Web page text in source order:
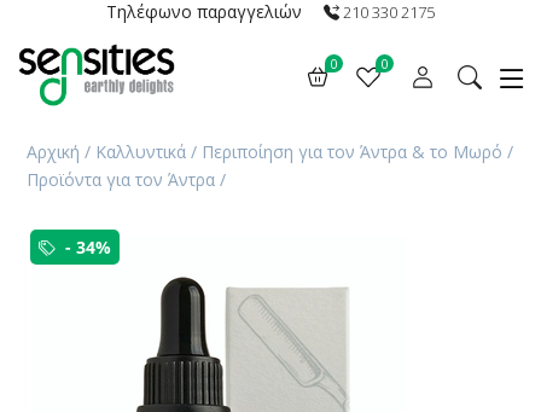
Τηλέφωνο παραγγελιών 210 330 2175
0 0
Αρχική / Καλλυντικά / Περιποίηση για τον Άντρα & το Μωρό /
Προϊόντα για τον Άντρα /
- 34%